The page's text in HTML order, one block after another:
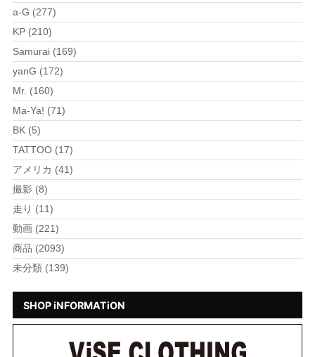
a-G (277)
KP (210)
Samurai (169)
yanG (172)
Mr. (160)
Ma-Ya! (71)
BK (5)
TATTOO (17)
アメリカ (41)
撮影 (8)
走り (11)
動画 (221)
商品 (2093)
未分類 (139)
SHOP iNFORMATiON